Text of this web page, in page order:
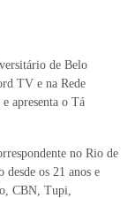
de Belo
TV e na Rede
apresenta o Tá
no Rio de
os 21 anos e
CBN, Tupi,